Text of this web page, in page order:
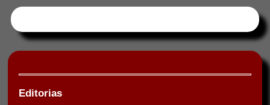
Editorias